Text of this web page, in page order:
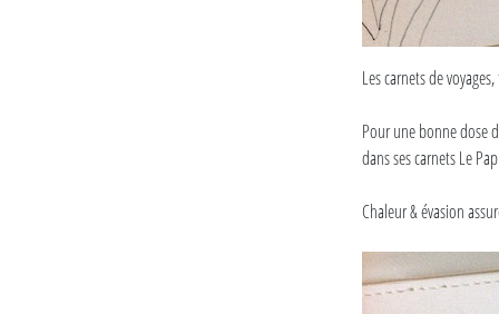
Les carnets de
Pour une bonne dose
dans ses carnets Le
Chaleur & évasion